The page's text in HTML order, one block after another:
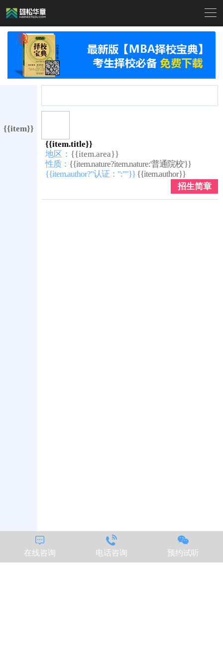

{{item}}
{{item.title}}
地区： {{item.area}}
性质： {{item.nature?item.nature:'普通院校'}}
{{item.author?"认证：":""}} {{item.author}}
招生简章

在线咨询

电话咨询

预约试听